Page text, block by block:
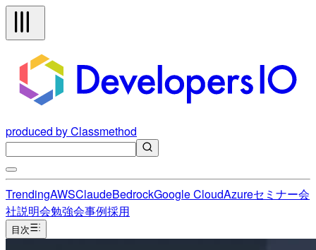
produced by Classmethod
TrendingAWSClaudeBedrockGoogle CloudAzureセミナー会
社説明会勉強会事例採用
目次